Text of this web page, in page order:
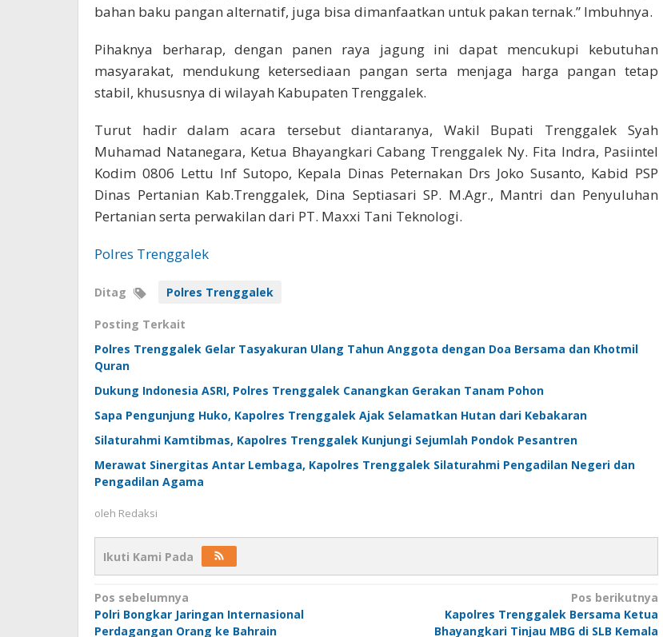
bahan baku pangan alternatif, juga bisa dimanfaatkan untuk pakan ternak.” Imbuhnya.
Pihaknya berharap, dengan panen raya jagung ini dapat mencukupi kebutuhan
masyarakat, mendukung ketersediaan pangan serta menjaga harga pangan tetap
stabil, khususnya di wilayah Kabupaten Trenggalek.
Turut hadir dalam acara tersebut diantaranya, Wakil Bupati Trenggalek Syah
Muhamad Natanegara, Ketua Bhayangkari Cabang Trenggalek Ny. Fita Indra, Pasiintel
Kodim 0806 Lettu Inf Sutopo, Kepala Dinas Peternakan Drs Joko Susanto, Kabid PSP
Dinas Pertanian Kab.Trenggalek, Dina Septiasari SP. M.Agr., Mantri dan Penyuluhan
Pertanian serta perwakilan dari PT. Maxxi Tani Teknologi.
Polres Trenggalek
Ditag Polres Trenggalek
Posting Terkait
Polres Trenggalek Gelar Tasyakuran Ulang Tahun Anggota dengan Doa Bersama dan Khotmil
Quran
Dukung Indonesia ASRI, Polres Trenggalek Canangkan Gerakan Tanam Pohon
Sapa Pengunjung Huko, Kapolres Trenggalek Ajak Selamatkan Hutan dari Kebakaran
Silaturahmi Kamtibmas, Kapolres Trenggalek Kunjungi Sejumlah Pondok Pesantren
Merawat Sinergitas Antar Lembaga, Kapolres Trenggalek Silaturahmi Pengadilan Negeri dan
Pengadilan Agama
oleh Redaksi
Ikuti Kami Pada
Navigasi
pos
Pos sebelumnya
Polri Bongkar Jaringan Internasional
Perdagangan Orang ke Bahrain
Pos berikutnya
Kapolres Trenggalek Bersama Ketua
Bhayangkari Tinjau MBG di SLB Kemala